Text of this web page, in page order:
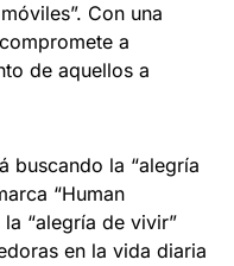
Con una
a
de aquellos a
buscando la “alegría
“Human
“alegría de vivir”
en la vida diaria